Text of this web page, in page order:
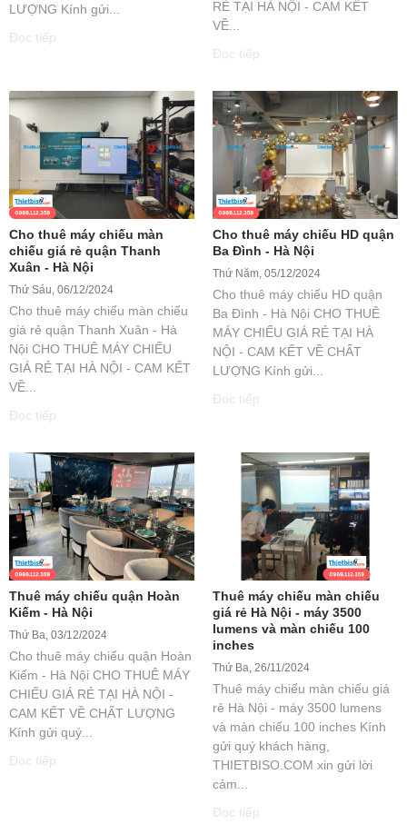
LƯỢNG Kính gửi...
Đọc tiếp
RẺ TẠI HÀ NỘI - CAM KẾT
VỀ...
Đọc tiếp
Cho thuê máy chiếu màn
chiếu giá rẻ quận Thanh
Xuân - Hà Nội
Thứ Sáu, 06/12/2024
Cho thuê máy chiếu màn chiếu
giá rẻ quận Thanh Xuân - Hà
Nội CHO THUÊ MÁY CHIẾU
GIÁ RẺ TẠI HÀ NỘI - CAM KẾT
VỀ...
Đọc tiếp
Cho thuê máy chiếu HD quận
Ba Đình - Hà Nội
Thứ Năm, 05/12/2024
Cho thuê máy chiếu HD quận
Ba Đình - Hà Nội CHO THUÊ
MÁY CHIẾU GIÁ RẺ TẠI HÀ
NỘI - CAM KẾT VỀ CHẤT
LƯỢNG Kính gửi...
Đọc tiếp
Thuê máy chiếu quận Hoàn
Kiếm - Hà Nội
Thứ Ba, 03/12/2024
Cho thuê máy chiếu quận Hoàn
Kiếm - Hà Nội CHO THUÊ MÁY
CHIẾU GIÁ RẺ TẠI HÀ NỘI -
CAM KẾT VỀ CHẤT LƯỢNG
Kính gửi quý...
Đọc tiếp
Thuê máy chiếu màn chiếu
giá rẻ Hà Nội - máy 3500
lumens và màn chiếu 100
inches
Thứ Ba, 26/11/2024
Thuê máy chiếu màn chiếu giá
rẻ Hà Nội - máy 3500 lumens
và màn chiếu 100 inches Kính
gửi quý khách hàng,
THIETBISO.COM xin gửi lời
cảm...
Đọc tiếp